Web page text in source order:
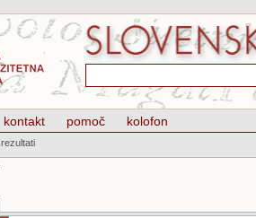
kontakt pomoč kolofon
rezultati